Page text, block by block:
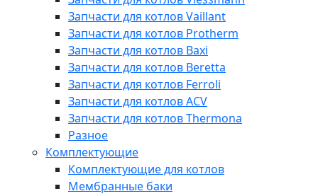
Запчасти для котлов Vaillant
Запчасти для котлов Protherm
Запчасти для котлов Baxi
Запчасти для котлов Beretta
Запчасти для котлов Ferroli
Запчасти для котлов ACV
Запчасти для котлов Thermona
Разное
Комплектующие
Комплектующие для котлов
Мембранные баки